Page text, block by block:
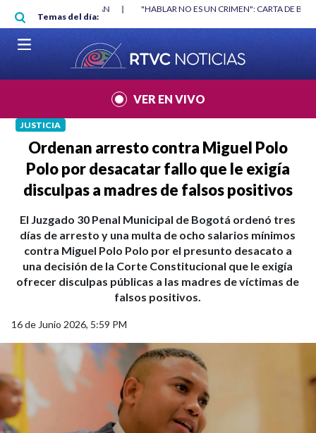
Pasar al contenido principal
Temas del día:
"HABLAR NO ES UN CRIMEN": CARTA DE BETO CORAL |
VER EN VIVO
JUSTICIA
Ordenan arresto contra Miguel Polo
Polo por desacatar fallo que le exigía
disculpas a madres de falsos positivos
El Juzgado 30 Penal Municipal de Bogotá ordenó tres
días de arresto y una multa de ocho salarios mínimos
contra Miguel Polo Polo por el presunto desacato a
una decisión de la Corte Constitucional que le exigía
ofrecer disculpas públicas a las madres de víctimas de
falsos positivos.
16 de Junio 2026, 5:59 PM